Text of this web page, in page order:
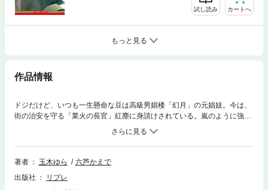
試し読み カートへ
もっと見る
作品情報
ドジだけど、いつも一生懸命な豆は高級男娼楼「幻月」の元娼妓。今は、
街の治安を守る「業火の長官」紅塵に身請けされている。嵐のように強引
で乱暴でわがままだけど頼もしい紅塵に、時に激しく時にやらしく愛され
ちゃって、豆も紅塵が大好きで…！ ところがそんな蜜月も束の間、「幻
月」を仕切る美貌の青年・初雪さまの浮気疑惑を調べるハメになった豆が
牢屋に入れられちゃって、また大騒動っ。超人気・熱烈ラブ！
著者 玉木ゆら
六芦かえで
出版社
リブレ